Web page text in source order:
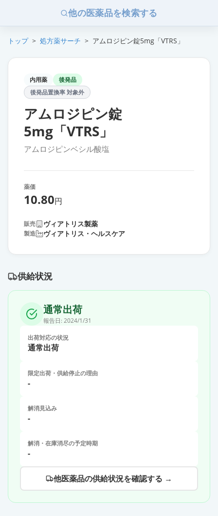
他の医薬品を検索する
トップ > 処方薬サーチ > アムロジピン錠5mg「VTRS」
内用薬
後発品
後発品置換率 対象外
アムロジピン錠
5mg「VTRS」
アムロジピンベシル酸塩
薬価
10.80円
販売 ヴィアトリス製薬
製造 ヴィアトリス・ヘルスケア
供給状況
通常出荷
報告日: 2024/1/31
出荷対応の状況
通常出荷
限定出荷・供給停止の理由
-
解消見込み
-
解消・在庫消尽の予定時期
-
他医薬品の供給状況を確認する →